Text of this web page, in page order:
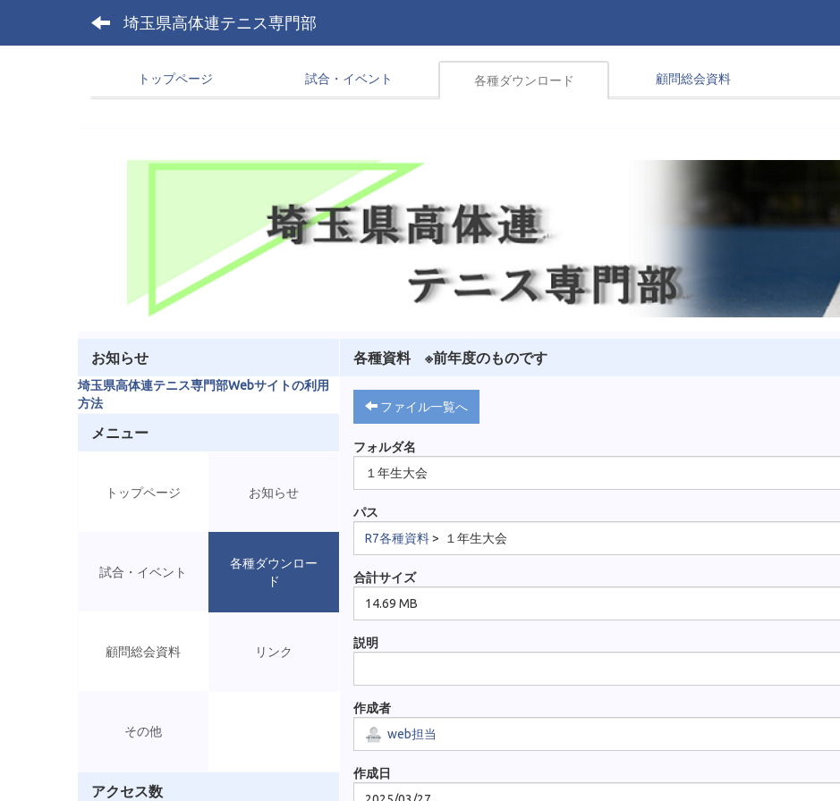
埼玉県高体連テニス専門部
トップページ 試合・イベント 各種ダウンロード 顧問総会資料
各種資料 ※前年度のものです
ファイル一覧へ
フォルダ名
１年生大会
パス
R7各種資料> １年生大会
合計サイズ
14.69 MB
説明
作成者
web担当
作成日
お知らせ
埼玉県高体連テニス専門部Webサイトの利用
方法
メニュー
トップページ お知らせ
試合・イベント
各種ダウンロー
ド
顧問総会資料 リンク
その他
アクセス数